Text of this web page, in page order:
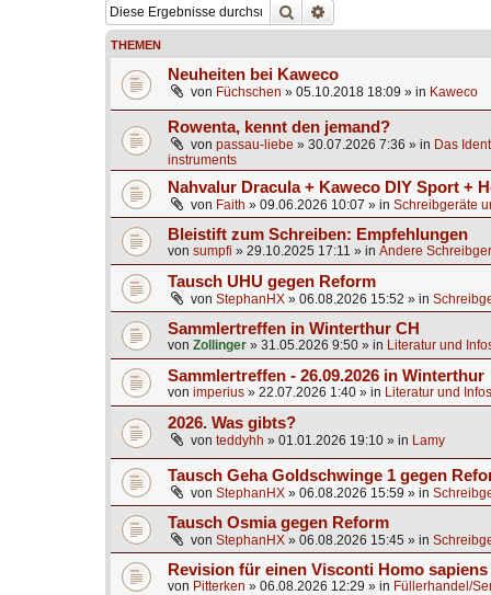
Suche
THEMEN
Neuheiten bei Kaweco
von Füchschen » 05.10.2018 18:09 » in Kaweco
Rowenta, kennt den jemand?
von passau-liebe » 30.07.2026 7:36 » in Das
instruments
Nahvalur Dracula + Kaweco DIY Sport +
von Faith » 09.06.2026 10:07 » in Schreibgeräte
Bleistift zum Schreiben: Empfehlungen
von sumpfi » 29.10.2025 17:11 » in Andere
Tausch UHU gegen Reform
von StephanHX » 06.08.2026 15:52 » in
Sammlertreffen in Winterthur CH
von Zollinger » 31.05.2026 9:50 » in Literatur und
Sammlertreffen - 26.09.2026 in Winterthur
von imperius » 22.07.2026 1:40 » in Literatur und
2026. Was gibts?
von teddyhh » 01.01.2026 19:10 » in Lamy
Tausch Geha Goldschwinge 1 gegen
von StephanHX » 06.08.2026 15:59 » in
Tausch Osmia gegen Reform
von StephanHX » 06.08.2026 15:45 » in
Revision für einen Visconti Homo
von Pitterken » 06.08.2026 12:29 » in Füllerhandel/